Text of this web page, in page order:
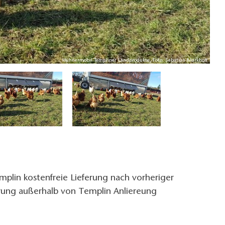
Hühnermobil Templiner Landprodukte, Foto: Sebatian Markhoff
kostenfreie Lieferung nach vorheriger
außerhalb von Templin Anliereung